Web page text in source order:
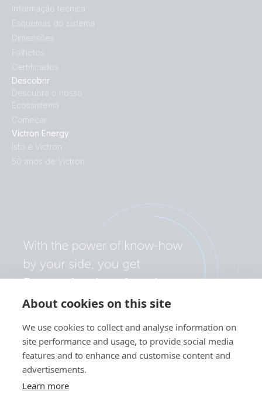
About cookies on this site
We use cookies to collect and analyse information on
site performance and usage, to provide social media
features and to enhance and customise content and
advertisements.
Learn more
Descobrir
Descubra o nosso
Ecossistema
Começar
Victron Energy
Isto é Victron
50 anos de Victron
Informação técnica
Esquemas do sistema
Dimensões
Folhetos
Certificados